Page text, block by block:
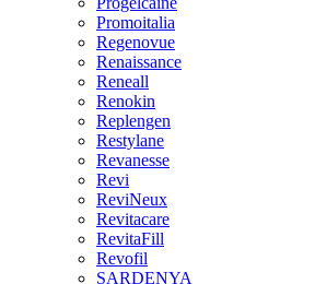
Promoitalia
Regenovue
Renaissance
Reneall
Renokin
Replengen
Restylane
Revanesse
Revi
ReviNeux
Revitacare
RevitaFill
Revofil
SARDENYA